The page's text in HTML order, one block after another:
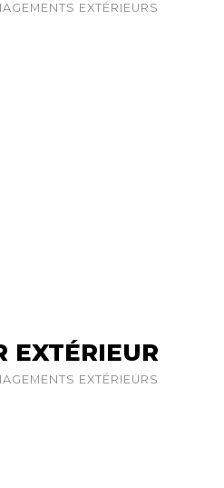
EXTÉRIEURS
EXTÉRIEUR
EXTÉRIEURS